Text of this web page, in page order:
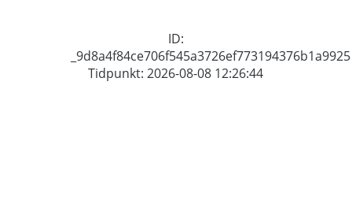
ID:
_9d8a4f84ce706f545a3726ef773194376b1a9925
Tidpunkt: 2026-08-08 12:26:44